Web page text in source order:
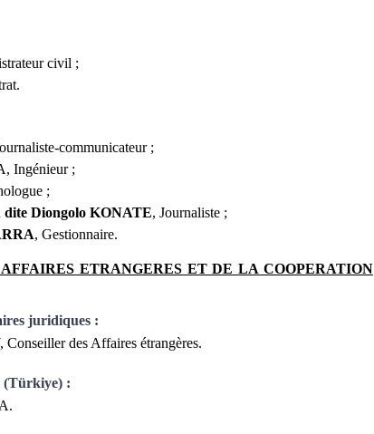
civil ;
communicateur ;
Ingénieur ;
;
Diongolo KONATE, Journaliste ;
, Gestionnaire.
AFFAIRES ETRANGERES ET DE LA COOPERATION
juridiques :
des Affaires étrangères.
(Türkiye) :